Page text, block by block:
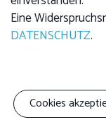
Eine Führung am
angekündigten
die Kuppel und
Anschließend
Teleskopen.
Bitte beachten
Eine
DATENSCHUTZ.
Cookies